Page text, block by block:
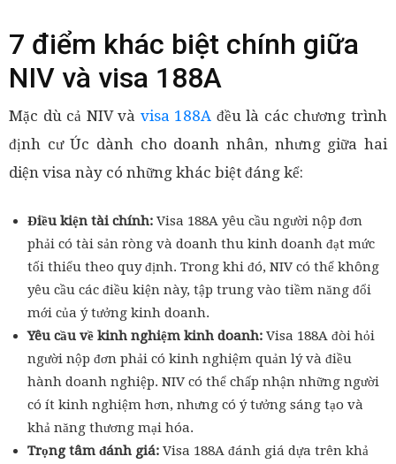
7 điểm khác biệt chính giữa
NIV và visa 188A
Mặc dù cả NIV và visa 188A đều là các chương trình
định cư Úc dành cho doanh nhân, nhưng giữa hai
diện visa này có những khác biệt đáng kể:
Điều kiện tài chính: Visa 188A yêu cầu người nộp đơn
phải có tài sản ròng và doanh thu kinh doanh đạt mức
tối thiểu theo quy định. Trong khi đó, NIV có thể không
yêu cầu các điều kiện này, tập trung vào tiềm năng đổi
mới của ý tưởng kinh doanh.
Yêu cầu về kinh nghiệm kinh doanh: Visa 188A đòi hỏi
người nộp đơn phải có kinh nghiệm quản lý và điều
hành doanh nghiệp. NIV có thể chấp nhận những người
có ít kinh nghiệm hơn, nhưng có ý tưởng sáng tạo và
khả năng thương mại hóa.
Trọng tâm đánh giá: Visa 188A đánh giá dựa trên khả